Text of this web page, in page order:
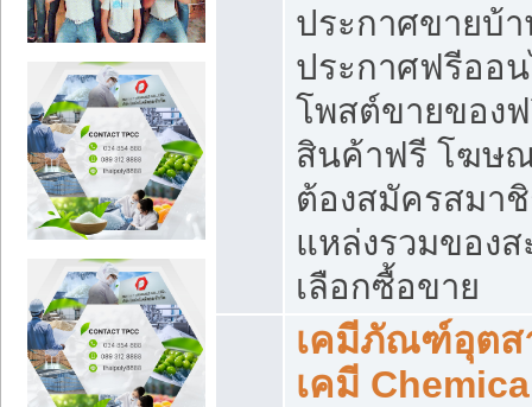
ประกาศขายบ้
ประกาศฟรีออ
โพสต์ขายของ
สินค้าฟรี โฆษ
ต้องสมัครสมา
แหล่งรวมของ
เลือกซื้อขาย
เคมีภัณฑ์อุตส
เคมี